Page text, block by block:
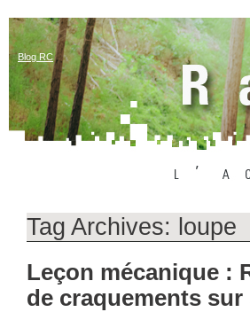
Blog RC
Tag Archives: loupe
Leçon mécanique :
de craquements